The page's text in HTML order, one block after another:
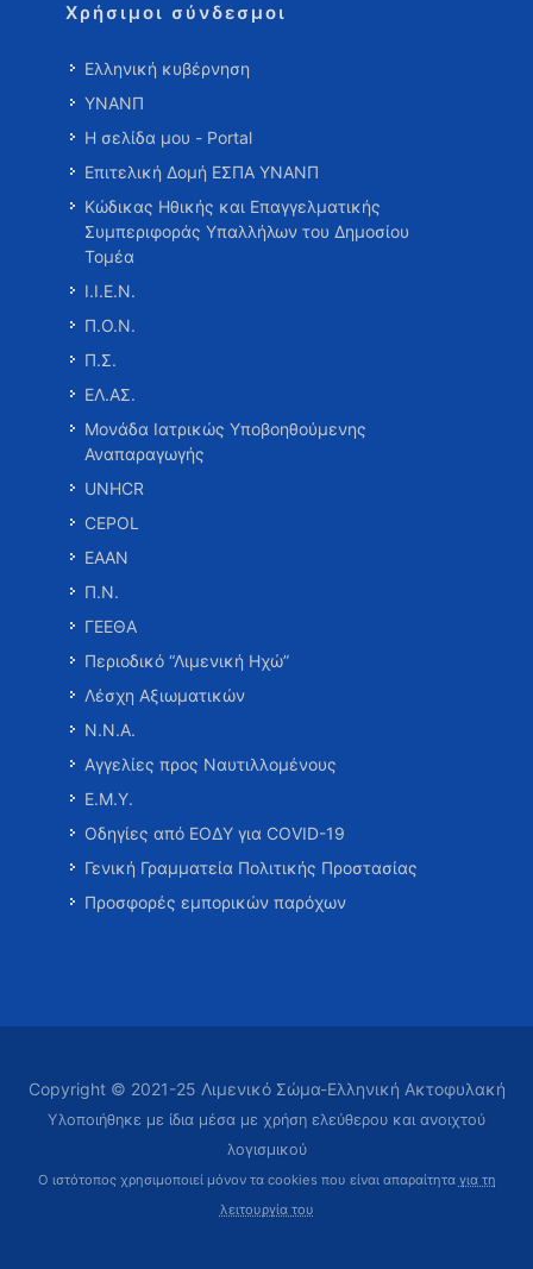
Χρήσιμοι σύνδεσμοι
Ελληνική κυβέρνηση
ΥΝΑΝΠ
Η σελίδα μου - Portal
Επιτελική Δομή ΕΣΠΑ ΥΝΑΝΠ
Κώδικας Ηθικής και Επαγγελματικής
Συμπεριφοράς Υπαλλήλων του Δημοσίου
Τομέα
Ι.Ι.Ε.Ν.
Π.Ο.Ν.
Π.Σ.
ΕΛ.ΑΣ.
Μονάδα Ιατρικώς Υποβοηθούμενης
Αναπαραγωγής
UNHCR
CEPOL
ΕΑΑΝ
Π.Ν.
ΓΕΕΘΑ
Περιοδικό “Λιμενική Ηχώ”
Λέσχη Αξιωματικών
Ν.Ν.Α.
Αγγελίες προς Ναυτιλλομένους
Ε.Μ.Υ.
Οδηγίες από ΕΟΔΥ για COVID-19
Γενική Γραμματεία Πολιτικής Προστασίας
Προσφορές εμπορικών παρόχων
Copyright © 2021-25 Λιμενικό Σώμα-Ελληνική Ακτοφυλακή
Υλοποιήθηκε με ίδια μέσα με χρήση ελεύθερου και ανοιχτού
λογισμικού
Ο ιστότοπος χρησιμοποιεί μόνον τα cookies που είναι απαραίτητα για τη
λειτουργία του